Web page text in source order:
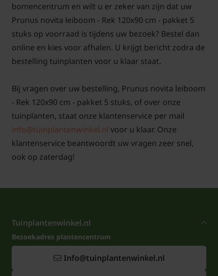
Voor snoei- en onderhoudstips voor de Lei-Laurier
'Novita' klik hier!
bomencentrum en wilt u er zeker van zijn dat uw
Prunus novita leiboom - Rek 120x90 cm - pakket 5
stuks op voorraad is tijdens uw bezoek? Bestel dan
online en kies voor afhalen. U krijgt bericht zodra de
bestelling tuinplanten voor u klaar staat.
Bij vragen over uw bestelling, Prunus novita leiboom
- Rek 120x90 cm - pakket 5 stuks, of over onze
tuinplanten, staat onze klantenservice per mail
info@tuinplantenwinkel.nl voor u klaar. Onze
klantenservice beantwoordt uw vragen zeer snel,
ook op zaterdag!
Tuinplantenwinkel.nl
Bezoekadres plantencentrum
Info@tuinplantenwinkel.nl